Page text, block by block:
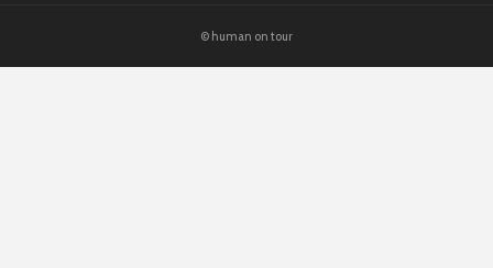
© human on tour